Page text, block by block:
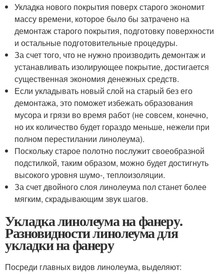
Укладка нового покрытия поверх старого экономит
массу времени, которое было бы затрачено на
демонтаж старого покрытия, подготовку поверхности
и остальные подготовительные процедуры.
За счет того, что не нужно производить демонтаж и
устанавливать изолирующее покрытие, достигается
существенная экономия денежных средств.
Если укладывать новый слой на старый без его
демонтажа, это поможет избежать образования
мусора и грязи во время работ (не совсем, конечно,
но их количество будет гораздо меньше, нежели при
полном перестилании линолеума).
Поскольку старое полотно послужит своеобразной
подстилкой, таким образом, можно будет достигнуть
высокого уровня шумо-, теплоизоляции.
За счет двойного слоя линолеума пол станет более
мягким, скрадывающим звук шагов.
Укладка линолеума на фанеру.
Разновидности линолеума для
укладки на фанеру
Посреди главных видов линолеума, выделяют: